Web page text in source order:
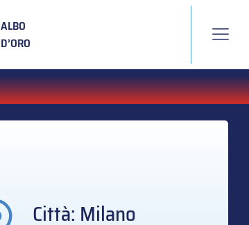
ALBO
D’ORO
Città: Milano